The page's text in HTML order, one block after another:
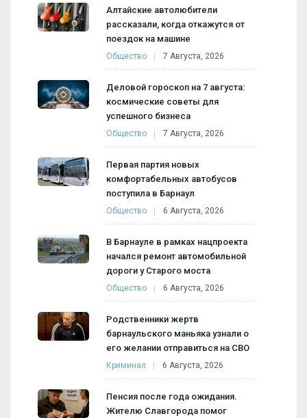
Алтайские автолюбители
рассказали, когда откажутся от
поездок на машине
Общество 7 Августа, 2026
Деловой гороскоп на 7 августа:
космические советы для
успешного бизнеса
Общество 7 Августа, 2026
Первая партия новых
комфортабельных автобусов
поступила в Барнаул
Общество 6 Августа, 2026
В Барнауле в рамках нацпроекта
начался ремонт автомобильной
дороги у Старого моста
Общество 6 Августа, 2026
Родственники жертв
барнаульского маньяка узнали о
его желании отправиться на СВО
Криминал 6 Августа, 2026
Пенсия после года ожидания.
Жителю Славгорода помог